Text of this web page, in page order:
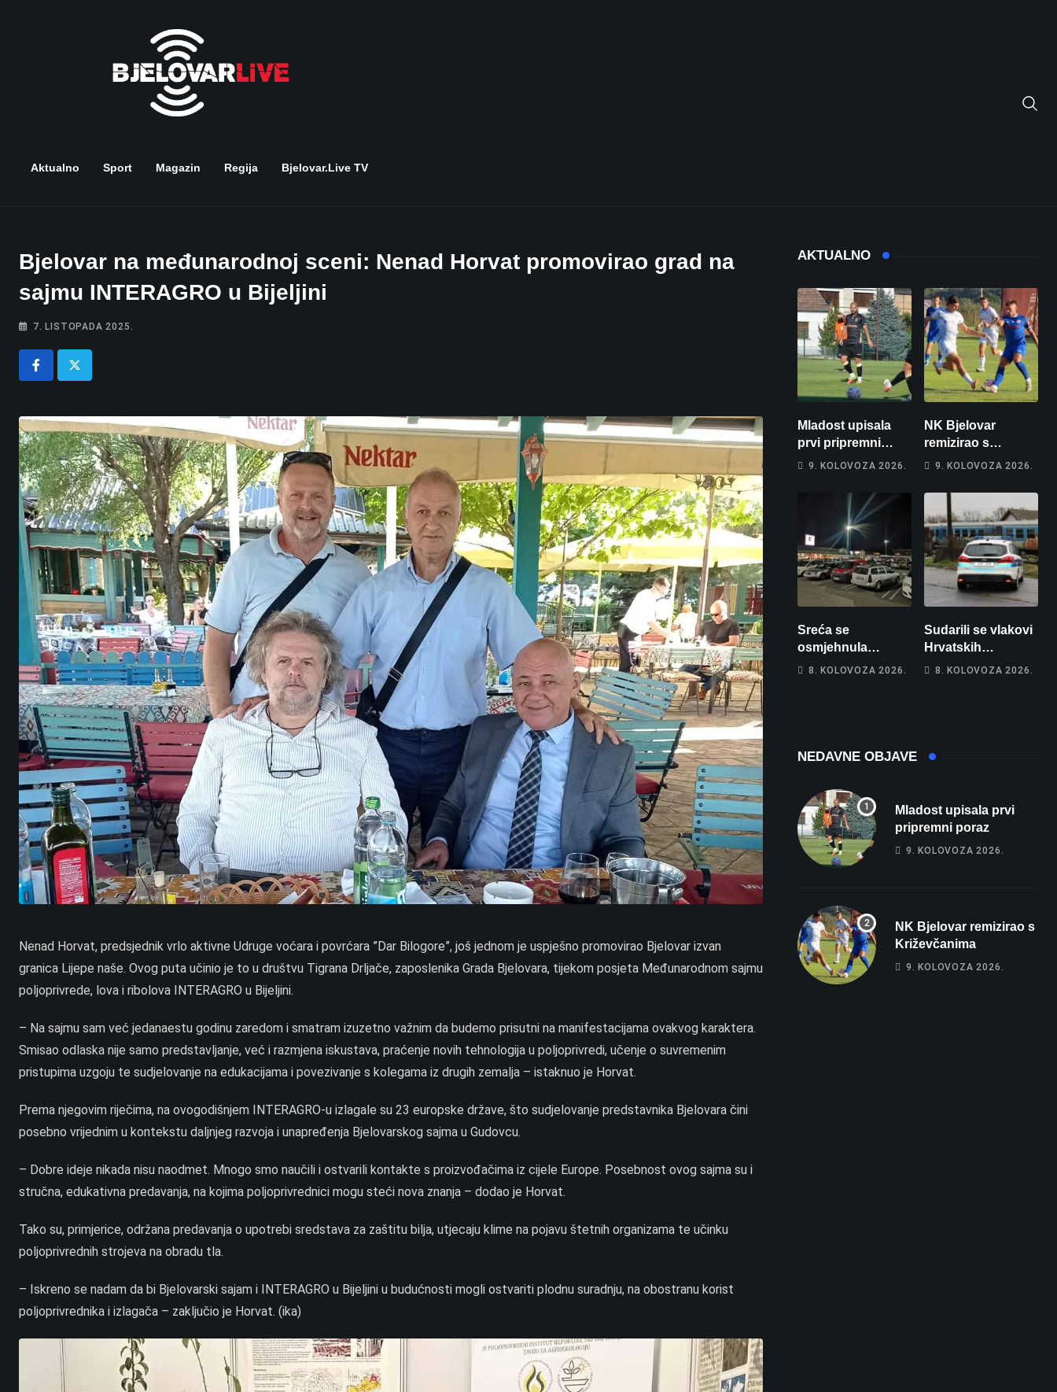
Aktualno Sport Magazin Regija Bjelovar.live TV
Bjelovar na međunarodnoj sceni: Nenad Horvat promovirao grad na
sajmu INTERAGRO u Bijeljini
7. LISTOPADA 2025.
Nenad Horvat, predsjednik vrlo aktivne Udruge voćara i povrćara ”Dar Bilogore”, još jednom je uspješno promovirao Bjelovar izvan
granica Lijepe naše. Ovog puta učinio je to u društvu Tigrana Drljače, zaposlenika Grada Bjelovara, tijekom posjeta Međunarodnom sajmu
poljoprivrede, lova i ribolova INTERAGRO u Bijeljini.
– Na sajmu sam već jedanaestu godinu zaredom i smatram izuzetno važnim da budemo prisutni na manifestacijama ovakvog karaktera.
Smisao odlaska nije samo predstavljanje, već i razmjena iskustava, praćenje novih tehnologija u poljoprivredi, učenje o suvremenim
pristupima uzgoju te sudjelovanje na edukacijama i povezivanje s kolegama iz drugih zemalja – istaknuo je Horvat.
Prema njegovim riječima, na ovogodišnjem INTERAGRO-u izlagale su 23 europske države, što sudjelovanje predstavnika Bjelovara čini
posebno vrijednim u kontekstu daljnjeg razvoja i unapređenja Bjelovarskog sajma u Gudovcu.
– Dobre ideje nikada nisu naodmet. Mnogo smo naučili i ostvarili kontakte s proizvođačima iz cijele Europe. Posebnost ovog sajma su i
stručna, edukativna predavanja, na kojima poljoprivrednici mogu steći nova znanja – dodao je Horvat.
Tako su, primjerice, održana predavanja o upotrebi sredstava za zaštitu bilja, utjecaju klime na pojavu štetnih organizama te učinku
poljoprivrednih strojeva na obradu tla.
– Iskreno se nadam da bi Bjelovarski sajam i INTERAGRO u Bijeljini u budućnosti mogli ostvariti plodnu suradnju, na obostranu korist
poljoprivrednika i izlagača – zaključio je Horvat. (ika)
AKTUALNO
Mladost upisala
prvi pripremni
poraz
9. KOLOVOZA 2026.
NK Bjelovar
remizirao s
Križevčanima
9. KOLOVOZA 2026.
Sreća se
osmjehnula
Bjelovarčaninu:
8. KOLOVOZA 2026.
Sudarili se vlakovi
Hrvatskih
željeznica. Šestero
8. KOLOVOZA 2026.
NEDAVNE OBJAVE
Mladost upisala prvi
pripremni poraz
9. KOLOVOZA 2026.
NK Bjelovar remizirao s
Križevčanima
9. KOLOVOZA 2026.